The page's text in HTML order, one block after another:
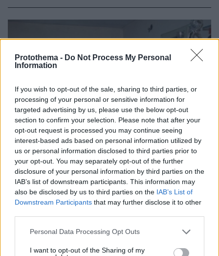
Protothema - Do Not Process My Personal
Information
If you wish to opt-out of the sale, sharing to third parties, or
processing of your personal or sensitive information for
targeted advertising by us, please use the below opt-out
section to confirm your selection. Please note that after your
opt-out request is processed you may continue seeing
interest-based ads based on personal information utilized by
us or personal information disclosed to third parties prior to
your opt-out. You may separately opt-out of the further
disclosure of your personal information by third parties on the
IAB’s list of downstream participants. This information may
also be disclosed by us to third parties on the IAB’s List of
Downstream Participants that may further disclose it to other
Please note that this website/app uses one or more Google
not limited to your visit or usage behaviour. You may click to
Personal Data Processing Opt Outs
I want to opt-out of the Sharing of my
08.08.2026, 21:43